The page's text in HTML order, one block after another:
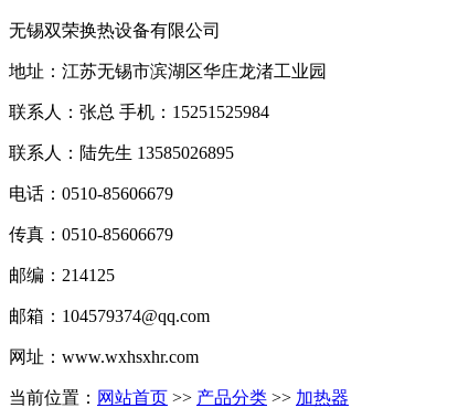
无锡双荣换热设备有限公司
地址：江苏无锡市滨湖区华庄龙渚工业园
联系人：张总 手机： 15251525984
联系人： 陆先生 13585026895
电话：0510-85606679
传真：0510-85606679
邮编：214125
邮箱： 104579374@qq.com
网址：www.wxhsxhr.com
当前位置： 网站首页 >> 产品分类 >> 加热器